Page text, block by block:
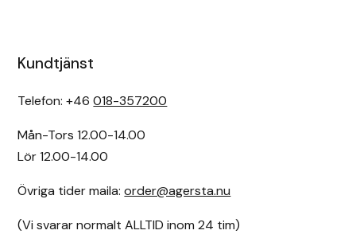
Kundtjänst
Telefon: +46018-357200
Mån-Tors 12.00-14.00
Lör 12.00-14.00
Övriga tider maila:order@agersta.nu
(Vi svarar normalt ALLTID inom 24 tim)